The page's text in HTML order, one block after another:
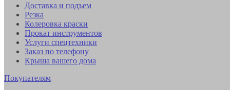
Доставка и подъем
Резка
Колеровка краски
Прокат инструментов
Услуги спецтехники
Заказ по телефону
Крыша вашего дома
Покупателям